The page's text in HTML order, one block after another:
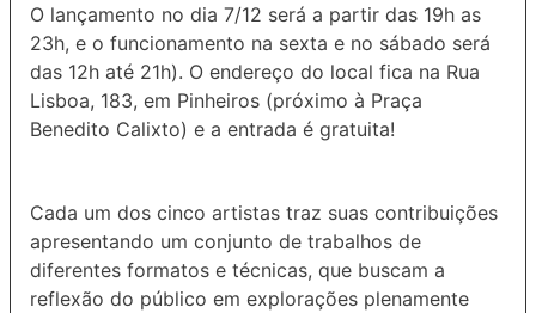
O lançamento no dia 7/12 será a partir das 19h as
23h, e o funcionamento na sexta e no sábado será
das 12h até 21h). O endereço do local fica na Rua
Lisboa, 183, em Pinheiros (próximo à Praça
Benedito Calixto) e a entrada é gratuita!
Cada um dos cinco artistas traz suas contribuições
apresentando um conjunto de trabalhos de
diferentes formatos e técnicas, que buscam a
reflexão do público em explorações plenamente